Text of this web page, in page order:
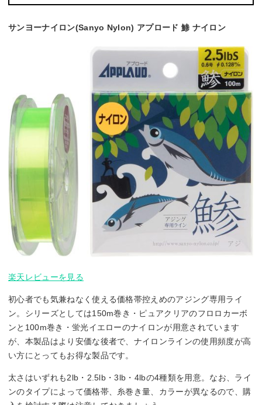
サンヨーナイロン(Sanyo Nylon) アプロード 鯵 ナイロン
楽天レビューを見る
初心者でも気兼ねなく使える価格帯控えめのアジング専用ライ
ン。シリーズとしては150m巻き・ピュアクリアのフロロカーボ
ンと100m巻き・蛍光イエローのナイロンが用意されています
が、本製品はより安価な後者で、ナイロンラインの使用頻度が高
い方にとってもお得な製品です。
太さはいずれも2lb・2.5lb・3lb・4lbの4種類を用意。なお、ライ
ンのタイプによって価格帯、糸巻き量、カラーが異なるので、購